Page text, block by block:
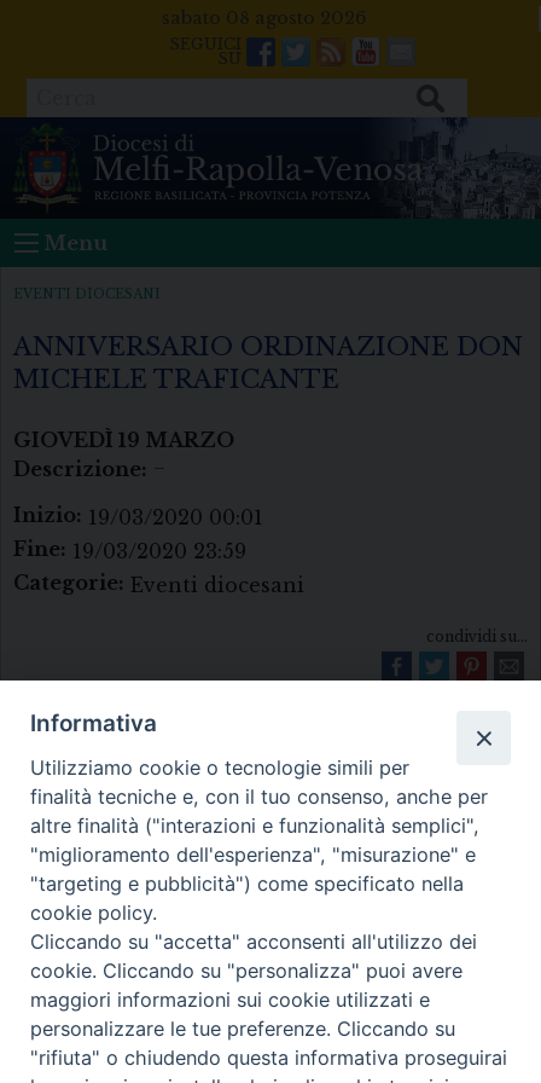
sabato 08 agosto 2026
Facebook
Twitter
FeedsYoutube
Mail
Menu
EVENTI DIOCESANI
ANNIVERSARIO ORDINAZIONE DON
MICHELE TRAFICANTE
GIOVEDÌ 19 MARZO
Descrizione: –
Inizio: 19/03/2020 00:01
Fine: 19/03/2020 23:59
Categorie: Eventi diocesani
condividi su...
Diocesi di Melfi Rapolla Venosa
• Largo Duomo, 12 - 85025 MELFI (PZ) •
Tel. 0972238604
PEC ufficiale della Diocesi:
diocesi.melfi_rapolla_venosa@legalmail.it
Informativa
Utilizziamo cookie o tecnologie simili per
finalità tecniche e, con il tuo consenso, anche per
altre finalità ("interazioni e funzionalità semplici",
"miglioramento dell'esperienza", "misurazione" e
"targeting e pubblicità") come specificato nella
cookie policy.
Cliccando su "accetta" acconsenti all'utilizzo dei
cookie. Cliccando su "personalizza" puoi avere
maggiori informazioni sui cookie utilizzati e
personalizzare le tue preferenze. Cliccando su
"rifiuta" o chiudendo questa informativa proseguirai